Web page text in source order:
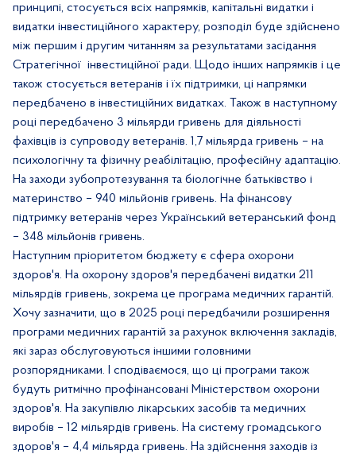
принципі, стосується всіх напрямків, капітальні видатки і
видатки інвестиційного характеру, розподіл буде здійснено
між першим і другим читанням за результатами засідання
Стратегічної інвестиційної ради. Щодо інших напрямків і це
також стосується ветеранів і їх підтримки, ці напрямки
передбачено в інвестиційних видатках. Також в наступному
році передбачено 3 мільярди гривень для діяльності
фахівців із супроводу ветеранів. 1,7 мільярда гривень – на
психологічну та фізичну реабілітацію, професійну адаптацію.
На заходи зубопротезування та біологічне батьківство і
материнство – 940 мільйонів гривень. На фінансову
підтримку ветеранів через Український ветеранський фонд
– 348 мільйонів гривень.
Наступним пріоритетом бюджету є сфера охорони
здоров'я. На охорону здоров'я передбачені видатки 211
мільярдів гривень, зокрема це програма медичних гарантій.
Хочу зазначити, що в 2025 році передбачили розширення
програми медичних гарантій за рахунок включення закладів,
які зараз обслуговуються іншими головними
розпорядниками. І сподіваємося, що ці програми також
будуть ритмічно профінансовані Міністерством охорони
здоров'я. На закупівлю лікарських засобів та медичних
виробів – 12 мільярдів гривень. На систему громадського
здоров'я – 4,4 мільярда гривень. На здійснення заходів із